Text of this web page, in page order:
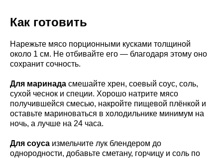
Как готовить
Нарежьте мясо порционными кусками толщиной
около 1 см. Не отбивайте его — благодаря этому оно
сохранит сочность.
Для маринада смешайте хрен, соевый соус, соль,
сухой чеснок и специи. Хорошо натрите мясо
получившейся смесью, накройте пищевой плёнкой и
оставьте мариноваться в холодильнике минимум на
ночь, а лучше на 24 часа.
Для соуса измельчите лук блендером до
однородности, добавьте сметану, горчицу и соль по